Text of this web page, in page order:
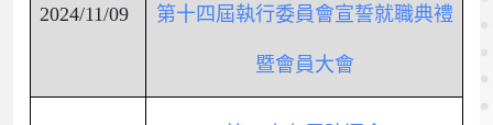
2024/11/09 第十四屆執行委員會宣誓就職典禮
暨會員大會